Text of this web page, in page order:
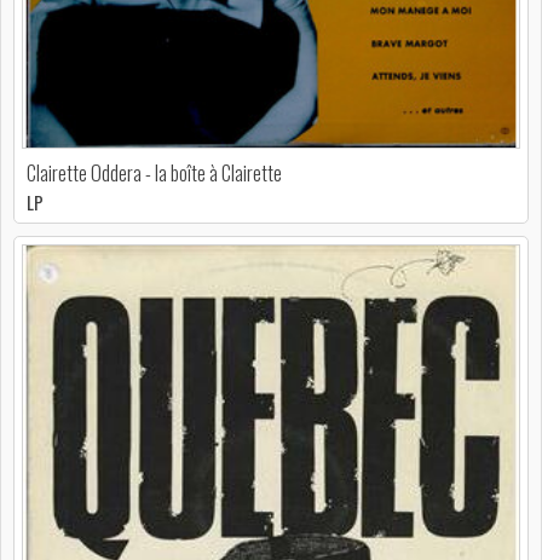
Clairette Oddera - la boîte à Clairette
LP